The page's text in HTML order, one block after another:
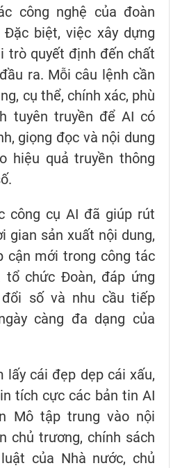
công nghệ của đoàn
biệt, việc xây dựng
trò quyết định đến chất
ra. Mỗi câu lệnh cần
cụ thể, chính xác, phù
tuyên truyền để AI có
giọng đọc và nội dung
hiệu quả truyền thông
công cụ AI đã giúp rút
gian sản xuất nội dung,
cận mới trong công tác
tổ chức Đoàn, đáp ứng
đổi số và nhu cầu tiếp
càng đa dạng của
lấy cái đẹp dẹp cái xấu,
tích cực các bản tin AI
Mô tập trung vào nội
chủ trương, chính sách
của Nhà nước, chủ